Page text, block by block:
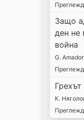
Защо
ден не
война
G. Amadon
Грехът
К.